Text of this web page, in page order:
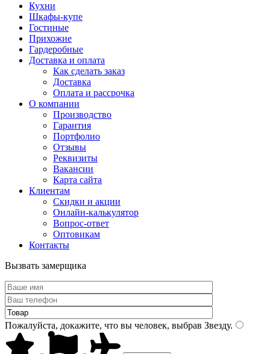
Кухни
Шкафы-купе
Гостиные
Прихожие
Гардеробные
Доставка и оплата
Как сделать заказ
Доставка
Оплата и рассрочка
О компании
Производство
Гарантия
Портфолио
Отзывы
Реквизиты
Вакансии
Карта сайта
Клиентам
Скидки и акции
Онлайн-калькулятор
Вопрос-ответ
Оптовикам
Контакты
Вызвать замерщика
Пожалуйста, докажите, что вы человек, выбрав Звезду.